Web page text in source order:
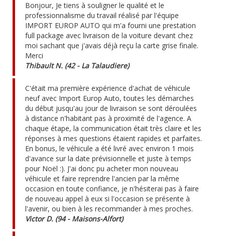
Bonjour, Je tiens à souligner le qualité et le
professionnalisme du travail réalisé par l'équipe
IMPORT EUROP AUTO qui m'a fourni une prestation
full package avec livraison de la voiture devant chez
moi sachant que j'avais déjà reçu la carte grise finale.
Merci
Thibault N. (42 - La Talaudiere)
C'était ma première expérience d'achat de véhicule
neuf avec Import Europ Auto, toutes les démarches
du début jusqu'au jour de livraison se sont déroulées
à distance n'habitant pas à proximité de l'agence. A
chaque étape, la communication était très claire et les
réponses à mes questions étaient rapides et parfaites.
En bonus, le véhicule a été livré avec environ 1 mois
d'avance sur la date prévisionnelle et juste à temps
pour Noël :). J'ai donc pu acheter mon nouveau
véhicule et faire reprendre l'ancien par la même
occasion en toute confiance, je n'hésiterai pas à faire
de nouveau appel à eux si l'occasion se présente à
l'avenir, ou bien à les recommander à mes proches.
Victor D. (94 - Maisons-Alfort)